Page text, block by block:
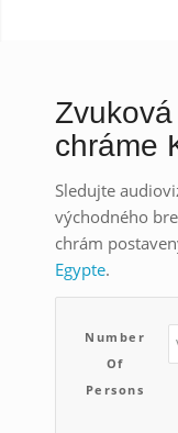
chráme
Sledujte
východného
chrám
Egypte.
Number
Of
Persons